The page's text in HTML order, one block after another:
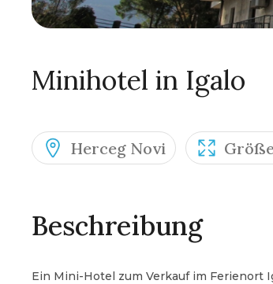
Minihotel in Igalo
Herceg Novi
Beschreibung
Ein Mini-Hotel zum Verkauf im Ferienort